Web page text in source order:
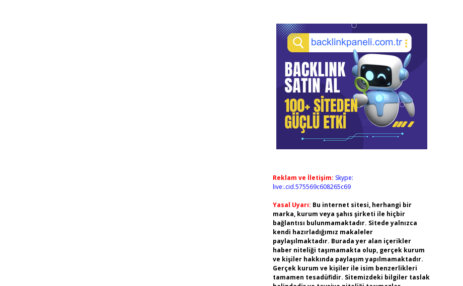
Reklam ve İletişim: Skype:
live:.cid.575569c608265c69
Yasal Uyarı: Bu internet sitesi, herhangi bir
marka, kurum veya şahıs şirketi ile hiçbir
bağlantısı bulunmamaktadır. Sitede yalnızca
kendi hazırladığımız makaleler
paylaşılmaktadır. Burada yer alan içerikler
haber niteliği taşımamakta olup, gerçek kurum
ve kişiler hakkında paylaşım yapılmamaktadır.
Gerçek kurum ve kişiler ile isim benzerlikleri
tamamen tesadüfidir. Sitemizdeki bilgiler taslak